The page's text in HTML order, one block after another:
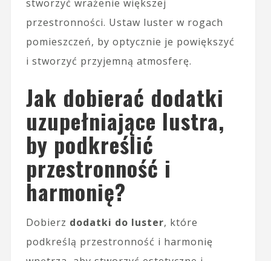
stworzyć wrażenie większej
przestronności. Ustaw luster w rogach
pomieszczeń, by optycznie je powiększyć
i stworzyć przyjemną atmosferę.
Jak dobierać dodatki
uzupełniające lustra,
by podkreślić
przestronność i
harmonię?
Dobierz dodatki do luster, które
podkreślą przestronność i harmonię